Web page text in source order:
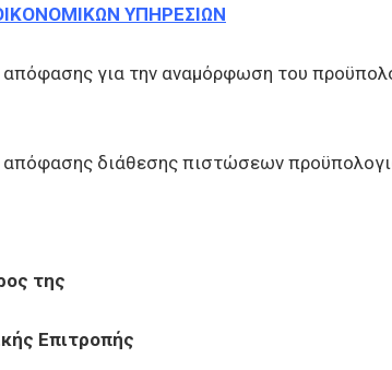
ΥΠΗΡΕΣΙΩΝ
για την αναμόρφωση του
διάθεσης πιστώσεων
της
Επιτροπής